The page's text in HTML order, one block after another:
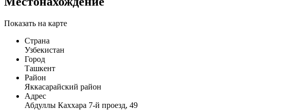
Показать на карте
Страна
Узбекистан
Город
Ташкент
Район
Яккасарайский район
Адрес
Абдуллы Каххара 7-й проезд, 49